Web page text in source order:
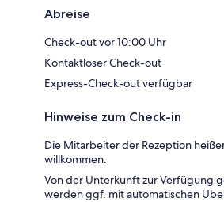
Abreise
Check-out vor 10:00 Uhr
Kontaktloser Check-out
Express-Check-out verfügbar
Hinweise zum Check-in
Die Mitarbeiter der Rezeption
willkommen.
Von der Unterkunft zur Verfügung
werden ggf. mit automatischen